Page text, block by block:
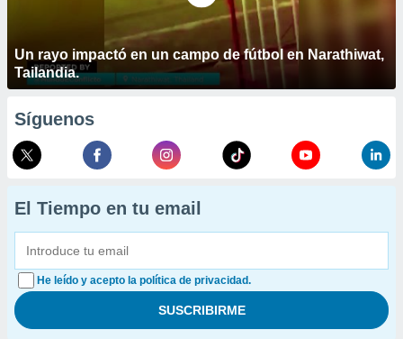
Un rayo impactó en un campo de fútbol en Narathiwat,
Tailandia.
Síguenos
El Tiempo en tu email
He leído y acepto la política de privacidad.